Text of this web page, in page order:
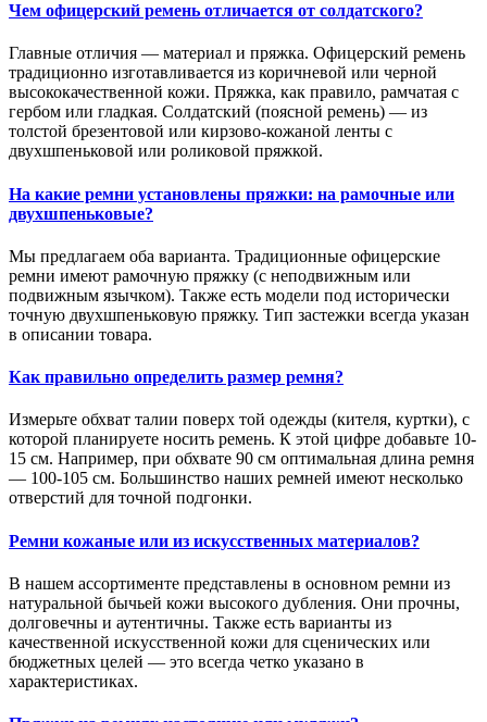
Чем офицерский ремень отличается от солдатского?
Главные отличия — материал и пряжка. Офицерский ремень
традиционно изготавливается из коричневой или черной
высококачественной кожи. Пряжка, как правило, рамчатая с
гербом или гладкая. Солдатский (поясной ремень) — из
толстой брезентовой или кирзово-кожаной ленты с
двухшпеньковой или роликовой пряжкой.
На какие ремни установлены пряжки: на рамочные или
двухшпеньковые?
Мы предлагаем оба варианта. Традиционные офицерские
ремни имеют рамочную пряжку (с неподвижным или
подвижным язычком). Также есть модели под исторически
точную двухшпеньковую пряжку. Тип застежки всегда указан
в описании товара.
Как правильно определить размер ремня?
Измерьте обхват талии поверх той одежды (кителя, куртки), с
которой планируете носить ремень. К этой цифре добавьте 10-
15 см. Например, при обхвате 90 см оптимальная длина ремня
— 100-105 см. Большинство наших ремней имеют несколько
отверстий для точной подгонки.
Ремни кожаные или из искусственных материалов?
В нашем ассортименте представлены в основном ремни из
натуральной бычьей кожи высокого дубления. Они прочны,
долговечны и аутентичны. Также есть варианты из
качественной искусственной кожи для сценических или
бюджетных целей — это всегда четко указано в
характеристиках.